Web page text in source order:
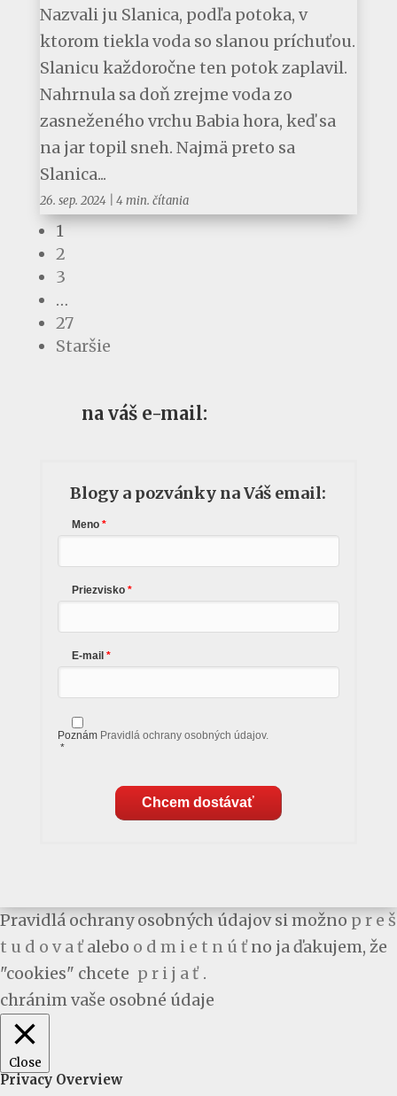
Nazvali ju Slanica, podľa potoka, v
ktorom tiekla voda so slanou príchuťou.
Slanicu každoročne ten potok zaplavil.
Nahrnula sa doň zrejme voda zo
zasneženého vrchu Babia hora, keď sa
na jar topil sneh. Najmä preto sa
Slanica...
26. sep. 2024| 4 min. čítania
1
2
3
…
27
Staršie
na váš e-mail:
Blogy a pozvánky na Váš email:
Meno
Priezvisko
E-mail
Poznám Pravidlá ochrany osobných údajov.
*
Chcem dostávať
Pravidlá ochrany osobných údajov si možno p r e š
t u d o v a ťalebo o d m i e t n ú ťno ja ďakujem, že
"cookies" chcete p r i j a ť .
chránim vaše osobné údaje
Close
Privacy Overview